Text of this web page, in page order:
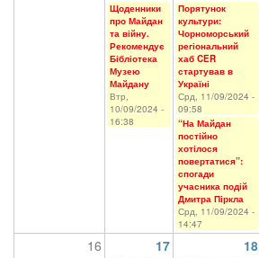
Щоденники
про Майдан
та війну.
Рекомендує
Бібліотека
Музею
Майдану
Втр,
10/09/2024 -
16:38
Порятунок
культури:
Чорноморський
регіональний
хаб CER
стартував в
Україні
Срд, 11/09/2024 -
09:58
“На Майдан
постійно
хотілося
повертатися”:
спогади
учасника подій
Дмитра Піркла
Срд, 11/09/2024 -
14:47
16 17 18